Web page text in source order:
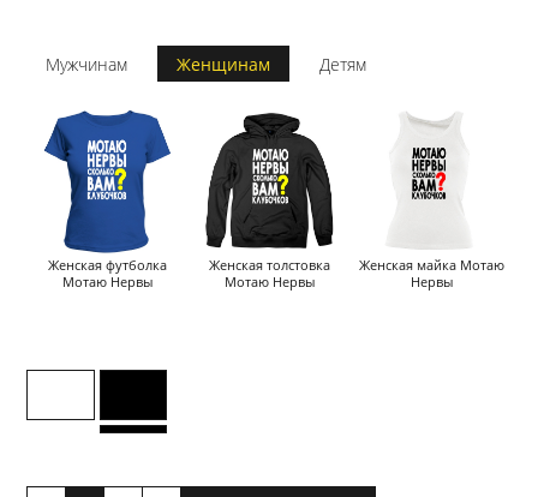
Мужчинам Женщинам Детям
Женская футболка
Мотаю Нервы
Женская толстовка
Мотаю Нервы
Женская майка Мотаю
Нервы